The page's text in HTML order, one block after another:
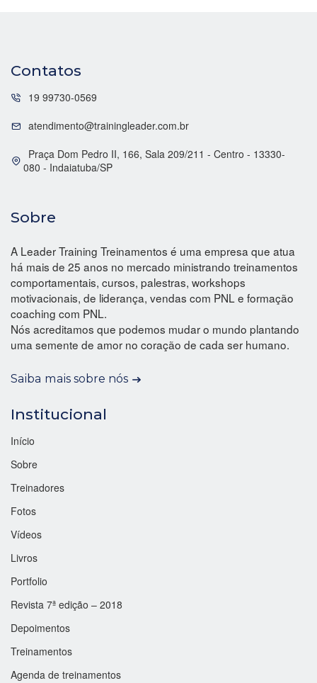
Contatos
19 99730-0569
atendimento@trainingleader.com.br
Praça Dom Pedro II, 166, Sala 209/211 - Centro - 13330-
080 - Indaiatuba/SP
Sobre
A Leader Training Treinamentos é uma empresa que atua
há mais de 25 anos no mercado ministrando treinamentos
comportamentais, cursos, palestras, workshops
motivacionais, de liderança, vendas com PNL e formação
coaching com PNL.
Nós acreditamos que podemos mudar o mundo plantando
uma semente de amor no coração de cada ser humano.
Saiba mais sobre nós
Institucional
Início
Sobre
Treinadores
Fotos
Vídeos
Livros
Portfolio
Revista 7ª edição – 2018
Depoimentos
Treinamentos
Agenda de treinamentos